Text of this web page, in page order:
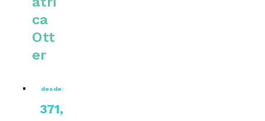
ca
Ott
er
desde:
371,